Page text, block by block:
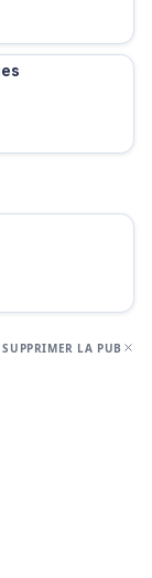
SUPPRIMER LA PUB